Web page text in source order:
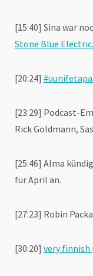
[15:40] Sina war
Stone Blue Electric.
[20:24]
[23:29] Podcast-
Rick Goldmann,
[25:46] Alma
für April an.
[27:23] Robin
[30:20] very finnish